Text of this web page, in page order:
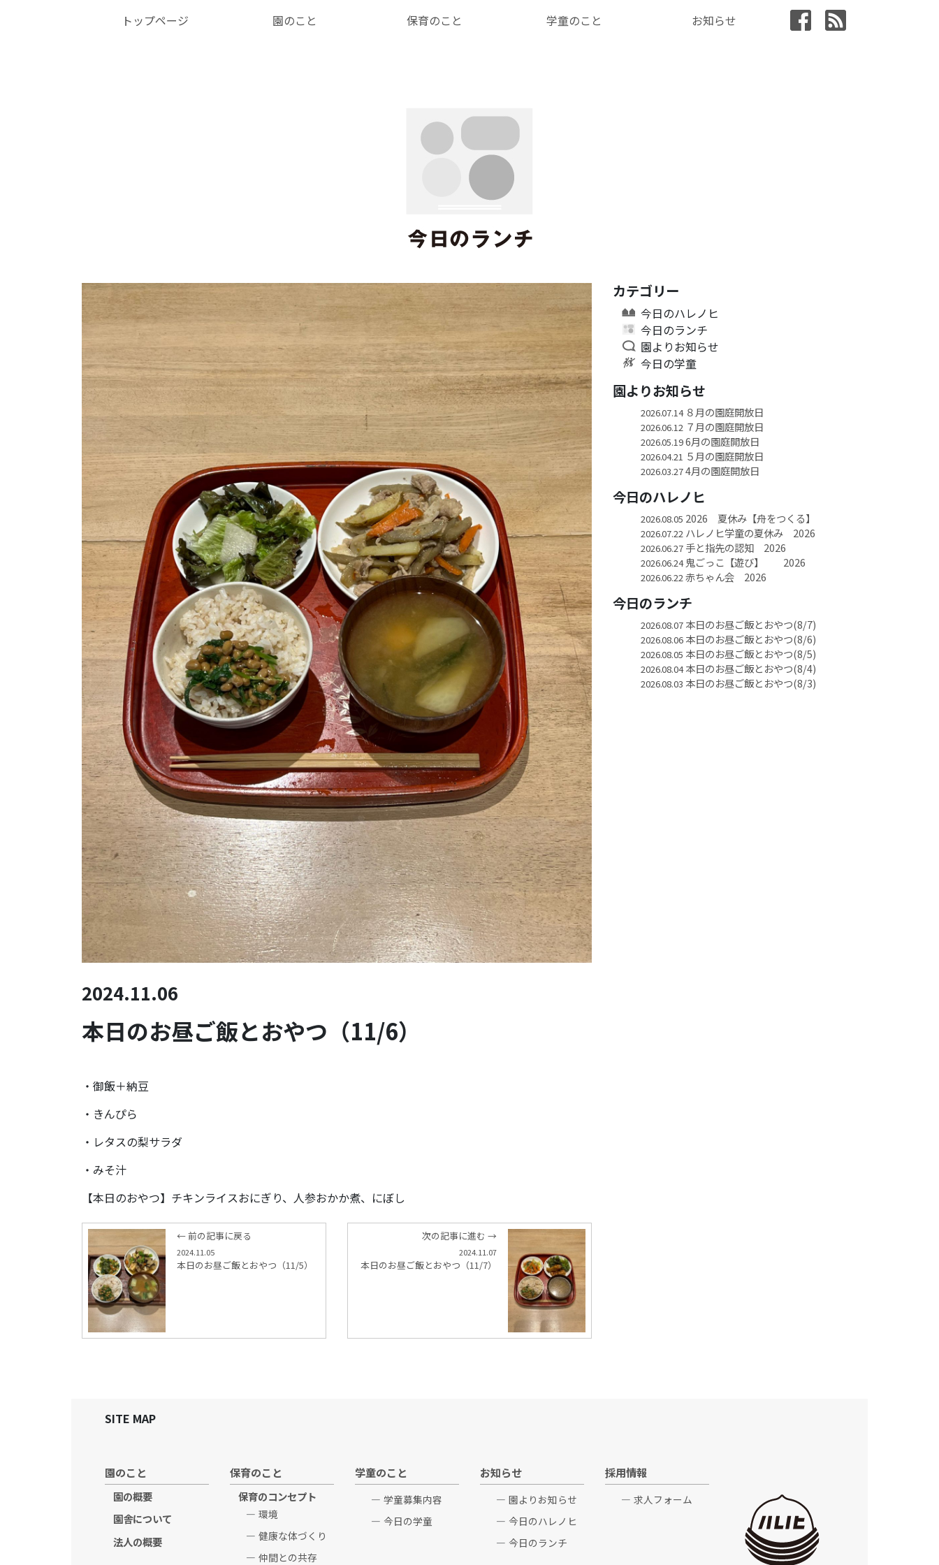
トップページ 園のこと 保育のこと 学童のこと お知らせ
2024.11.06
本日のお昼ご飯とおやつ（11/6）
・御飯＋納豆
・きんぴら
・レタスの梨サラダ
・みそ汁
【本日のおやつ】チキンライスおにぎり、人参おかか煮、にぼし
← 前の記事に戻る
2024.11.05
本日のお昼ご飯とおやつ（11/5）
次の記事に進む →
2024.11.07
本日のお昼ご飯とおやつ（11/7）
カテゴリー
今日のハレノヒ
今日のランチ
園よりお知らせ
今日の学童
園よりお知らせ
2026.07.14８月の園庭開放日
2026.06.12 ７月の園庭開放日
2026.05.196月の園庭開放日
2026.04.21 ５月の園庭開放日
2026.03.274月の園庭開放日
今日のハレノヒ
2026.08.05 2026 夏休み【舟をつくる】
2026.07.22 ハレノヒ学童の夏休み 2026
2026.06.27手と指先の認知 2026
2026.06.24鬼ごっこ【遊び】 2026
2026.06.22 赤ちゃん会 2026
今日のランチ
2026.08.07本日のお昼ご飯とおやつ(8/7)
2026.08.06本日のお昼ご飯とおやつ(8/6)
2026.08.05 本日のお昼ご飯とおやつ(8/5)
2026.08.04本日のお昼ご飯とおやつ(8/4)
2026.08.03 本日のお昼ご飯とおやつ(8/3)
SITE MAP
園のこと
園の概要
園舎について
法人の概要
保育のこと
保育のコンセプト
環境
健康な体づくり
仲間との共存
学童のこと
学童募集内容
今日の学童
お知らせ
園よりお知らせ
今日のハレノヒ
今日のランチ
採用情報
求人フォーム